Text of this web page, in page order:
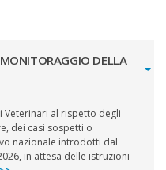
DELLA
Veterinari al rispetto degli
dei casi sospetti o
nazionale introdotti dal
in attesa delle istruzioni